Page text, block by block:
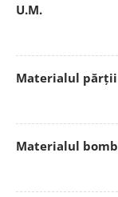
U.M.
Materialul
Materialul